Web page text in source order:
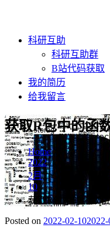
科研互助
科研互助群
B站代码获取
我的简历
给我留言
获取R包中的函
Home
2022
2月
10
获取R包中的函数
Posted on 2022-02-10